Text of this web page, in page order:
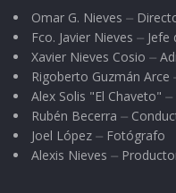
presidentes
Ixtlán del Río,
respectivos
satisfactoriamente
conmemorativo del
Natalicio de Don
Omar G. Nieves ⏤
Fco. Javier Nieves ⏤ Jefe
Xavier Nieves Cosio ⏤
Rigoberto Guzmán Arce
Alex Solis "El Chaveto"
Rubén Becerra ⏤
Joel López ⏤ Fotógrafo
Alexis Nieves ⏤